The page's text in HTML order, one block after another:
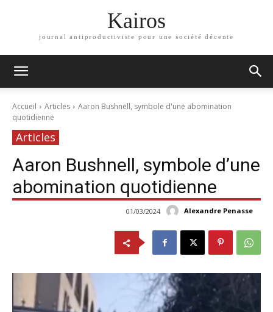
Kairos
journal antiproductiviste pour une société décente
Accueil Articles
Aaron Bushnell, symbole d'une abomination
quotidienne
Articles
Aaron Bushnell, symbole d’une
abomination quotidienne
Alexandre Penasse
01/03/2024